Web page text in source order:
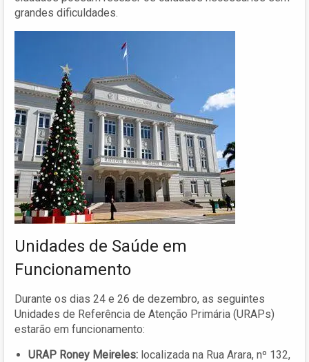
grandes dificuldades.
Unidades de Saúde em
Funcionamento
Durante os dias 24 e 26 de dezembro, as seguintes
Unidades de Referência de Atenção Primária (URAPs)
estarão em funcionamento:
URAP Roney Meireles: localizada na Rua Arara, nº 132,